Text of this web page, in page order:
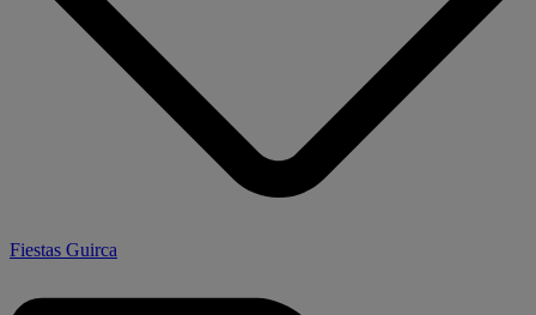
Fiestas Guirca